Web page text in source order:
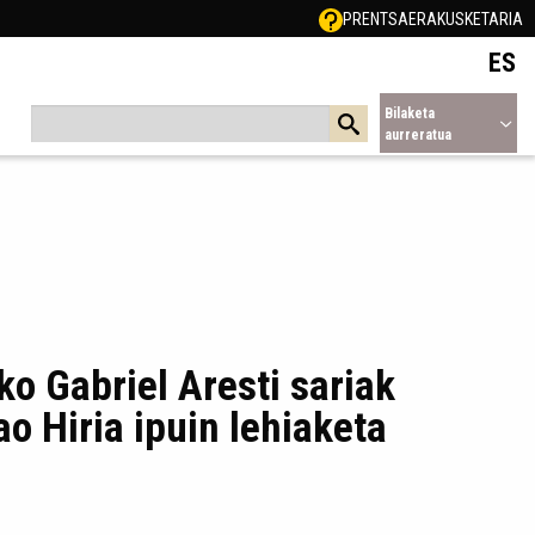
PRENTSAERAKUSKETARIA
ES
Bilaketa
aurreratua
Gabriel Aresti sariak
Hiria ipuin lehiaketa